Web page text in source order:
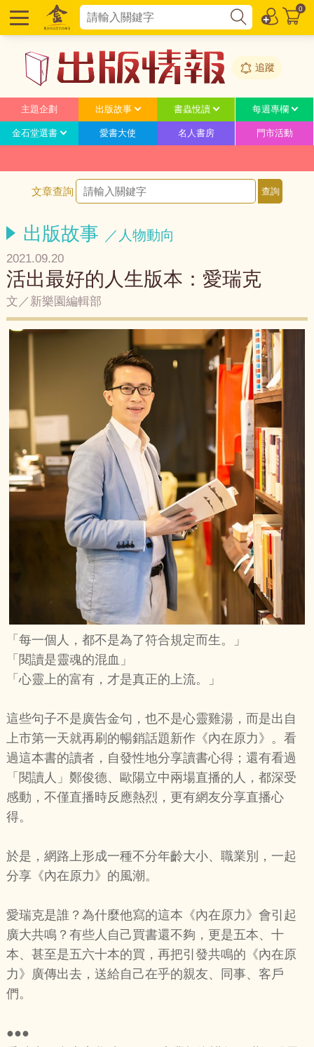
0
追蹤
主題企劃 出版故事 書蟲悅讀 每週專欄
金石堂選書 愛書大使 名人書房 門市活動
文章查詢
出版故事 ／人物動向
2021.09.20
活出最好的人生版本：愛瑞克
文／新樂園編輯部
「每一個人，都不是為了符合規定而生。」
「閱讀是靈魂的混血」
「心靈上的富有，才是真正的上流。」
這些句子不是廣告金句，也不是心靈雞湯，而是出自
上市第一天就再刷的暢銷話題新作《內在原力》。看
過這本書的讀者，自發性地分享讀書心得；還有看過
「閱讀人」鄭俊德、歐陽立中兩場直播的人，都深受
感動，不僅直播時反應熱烈，更有網友分享直播心
得。
於是，網路上形成一種不分年齡大小、職業別，一起
分享《內在原力》的風潮。
愛瑞克是誰？為什麼他寫的這本《內在原力》會引起
廣大共鳴？有些人自己買書還不夠，更是五本、十
本、甚至是五六十本的買，再把引發共鳴的《內在原
力》廣傳出去，送給自己在乎的親友、同事、客戶
們。
●●●